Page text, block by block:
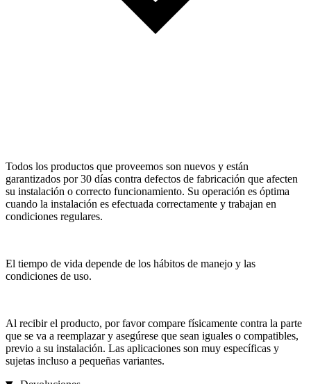
Todos los productos que proveemos son nuevos y están
garantizados por 30 días contra defectos de fabricación que afecten
su instalación o correcto funcionamiento. Su operación es óptima
cuando la instalación es efectuada correctamente y trabajan en
condiciones regulares.
El tiempo de vida depende de los hábitos de manejo y las
condiciones de uso.
Al recibir el producto, por favor compare físicamente contra la parte
que se va a reemplazar y asegúrese que sean iguales o compatibles,
previo a su instalación. Las aplicaciones son muy específicas y
sujetas incluso a pequeñas variantes.